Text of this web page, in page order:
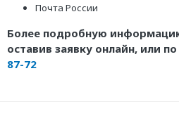
Почта России
Более подробную
оставив заявку онлайн, или
87-72